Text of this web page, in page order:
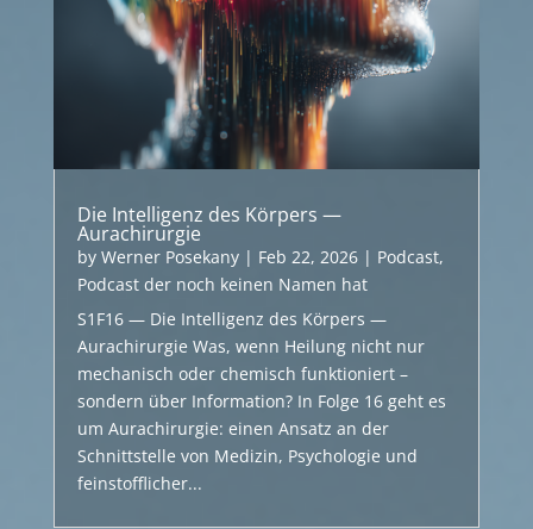
Die Intelligenz des Körpers —
Aurachirurgie
by Werner Posekany| Feb 22, 2026| Podcast,
Podcast der noch keinen Namen hat
S1F16 — Die Intelligenz des Körpers —
Aurachirurgie Was, wenn Heilung nicht nur
mechanisch oder chemisch funktioniert –
sondern über Information? In Folge 16 geht es
um Aurachirurgie: einen Ansatz an der
Schnittstelle von Medizin, Psychologie und
feinstofflicher...